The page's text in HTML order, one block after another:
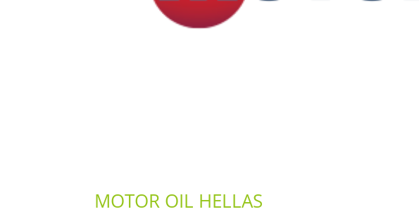
MOTOR OIL HELLAS